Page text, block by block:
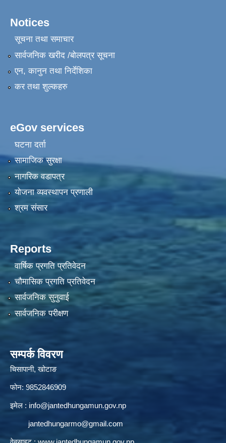
Notices
सूचना तथा समाचार
सार्वजनिक खरीद /बोलपत्र सूचना
एन, कानुन तथा निर्देशिका
कर तथा शुल्कहरु
eGov services
घटना दर्ता
सामाजिक सुरक्षा
नागरिक वडापत्र
योजना व्यवस्थापन प्रणाली
श्रम संसार
Reports
वार्षिक प्रगति प्रतिवेदन
चौमासिक प्रगति प्रतिवेदन
सार्वजनिक सुनुवाई
सार्वजनिक परीक्षण
सम्पर्क विवरण
चिसापानी, खोटाङ
फोन: 9852846909
इमेल : info@jantedhungamun.gov.np
jantedhungarmo@gmail.com